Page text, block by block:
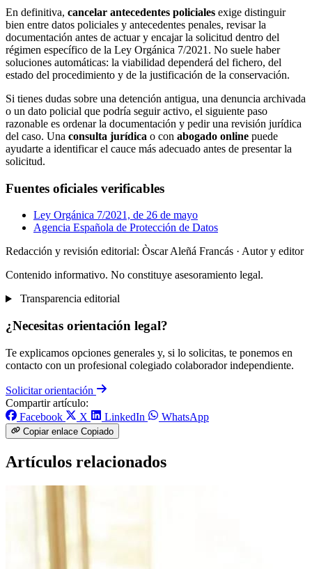
En definitiva, cancelar antecedentes policiales exige distinguir
bien entre datos policiales y antecedentes penales, revisar la
documentación antes de actuar y encajar la solicitud dentro del
régimen específico de la Ley Orgánica 7/2021. No suele haber
soluciones automáticas: la viabilidad dependerá del fichero, del
estado del procedimiento y de la justificación de la conservación.
Si tienes dudas sobre una detención antigua, una denuncia archivada
o un dato policial que podría seguir activo, el siguiente paso
razonable es ordenar la documentación y pedir una revisión jurídica
del caso. Una consulta jurídica o con abogado online puede
ayudarte a identificar el cauce más adecuado antes de presentar la
solicitud.
Fuentes oficiales verificables
Ley Orgánica 7/2021, de 26 de mayo
Agencia Española de Protección de Datos
Redacción y revisión editorial: Òscar Aleñá Francás · Autor y editor
Contenido informativo. No constituye asesoramiento legal.
Transparencia editorial
¿Necesitas orientación legal?
Te explicamos opciones generales y, si lo solicitas, te ponemos en
contacto con un profesional colegiado colaborador independiente.
Solicitar orientación
Compartir artículo:
Facebook
X LinkedIn WhatsApp
Copiar enlace Copiado
Artículos relacionados